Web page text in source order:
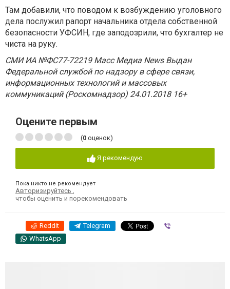
Там добавили, что поводом к возбуждению уголовного
дела послужил рапорт начальника отдела собственной
безопасности УФСИН, где заподозрили, что бухгалтер не
чиста на руку.
СМИ ИА №ФС77-72219 Масс Медиа News Выдан
Федеральной службой по надзору в сфере связи,
информационных технологий и массовых
коммуникаций (Роскомнадзор) 24.01.2018 16+
Оцените первым
(0 оценок)
Я рекомендую
Пока никто не рекомендует
Авторизируйтесь
чтобы оценить и порекомендовать
Reddit Telegram
WhatsApp